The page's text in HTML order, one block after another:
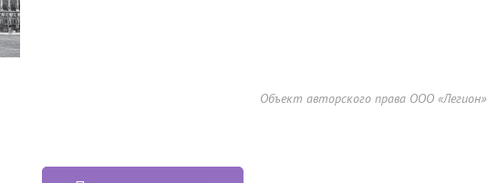
Объект авторского права ООО «Легион»